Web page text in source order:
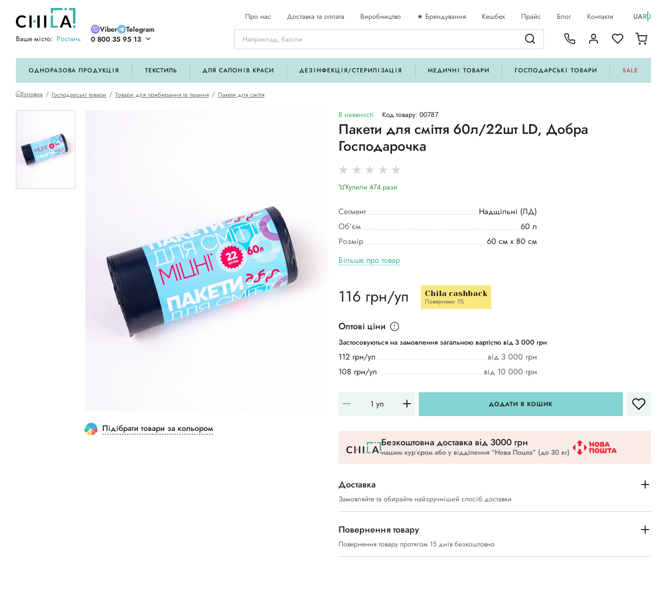
Ваше місто: Ростань
Viber
Telegram
0 800 35 95 13
Про нас Доставка та оплата Виробництво ★ Брендування Кешбек Прайс Блог Контакти UARU
ОДНОРАЗОВА ПРОДУКЦІЯ ТЕКСТИЛЬ ДЛЯ САЛОНІВ КРАСИ ДЕЗІНФЕКЦІЯ/СТЕРИЛІЗАЦІЯ МЕДИЧНІ ТОВАРИ ГОСПОДАРСЬКІ ТОВАРИ SALE
Головна Господарські товари Товари для прибирання та прання Пакети для сміття
Підібрати товари за кольором
В наявності Код товару: 00787
Пакети для сміття 60л/22шт LD, Добра
Господарочка
Купили 474 рази
Сегмент
Надщільні (ЛД)
Об'єм
60 л
Розмір
60 см х 80 см
Більше про товар
116 грн/уп Chila cashback
Повернемо 1%
Оптові ціни
Застосовуються на замовлення загальною вартістю від 3 000 грн
112 грн/уп
від 3 000 грн
108 грн/уп
від 10 000 грн
ДОДАТИ В КОШИК
Безкоштовна доставка вiд 3000 грн
нашим курʼєром або у відділення “Нова Пошта” (до 30 кг)
Доставка
Замовляйте та обирайте найзручніший спосіб доставки
Повернення товару
Повернення товару протягом 15 днів безкоштовно